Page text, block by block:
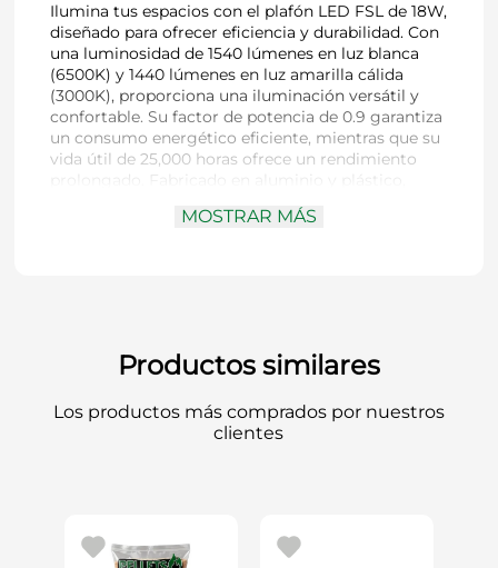
Ilumina tus espacios con el plafón LED FSL de 18W,
diseñado para ofrecer eficiencia y durabilidad. Con
una luminosidad de 1540 lúmenes en luz blanca
(6500K) y 1440 lúmenes en luz amarilla cálida
(3000K), proporciona una iluminación versátil y
confortable. Su factor de potencia de 0.9 garantiza
un consumo energético eficiente, mientras que su
vida útil de 25,000 horas ofrece un rendimiento
prolongado. Fabricado en aluminio y plástico,
reproducción cromática (CRI >80) para una
MOSTRAR MÁS
Productos similares
Los productos más comprados por nuestros
clientes